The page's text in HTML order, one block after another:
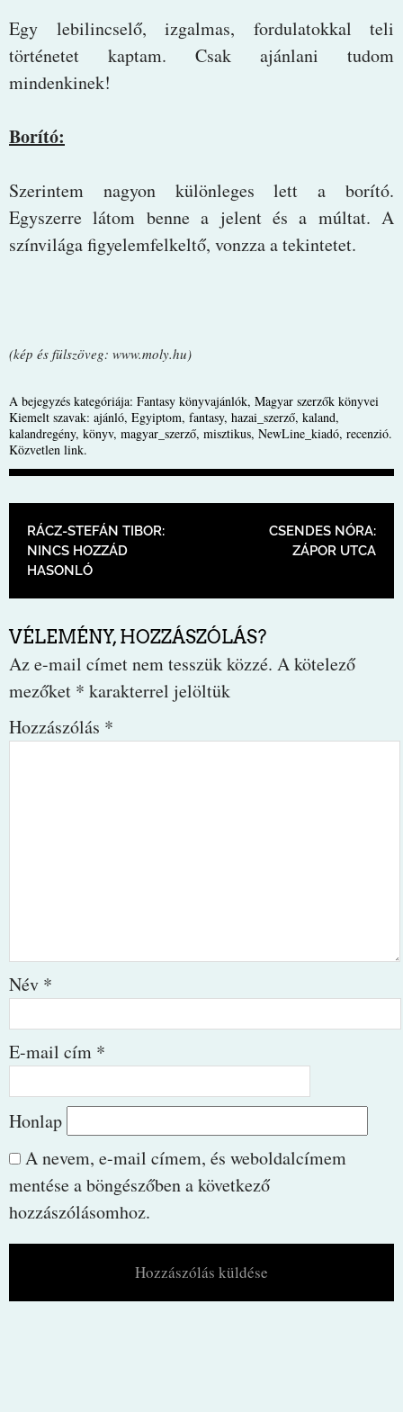
Egy lebilincselő, izgalmas, fordulatokkal teli
történetet kaptam. Csak ajánlani tudom
mindenkinek!
Borító:
Szerintem nagyon különleges lett a borító.
Egyszerre látom benne a jelent és a múltat. A
színvilága figyelemfelkeltő, vonzza a tekintetet.
(kép és fülszöveg: www.moly.hu)
A bejegyzés kategóriája: Fantasy könyvajánlók, Magyar szerzők könyvei
Kiemelt szavak: ajánló, Egyiptom, fantasy, hazai_szerző, kaland,
kalandregény, könyv, magyar_szerző, misztikus, NewLine_kiadó, recenzió.
Közvetlen link.
BEJEGYZÉS NAVIGÁCIÓ
RÁCZ-STEFÁN TIBOR:
NINCS HOZZÁD
HASONLÓ
CSENDES NÓRA:
ZÁPOR UTCA
VÉLEMÉNY, HOZZÁSZÓLÁS?
Az e-mail címet nem tesszük közzé. A kötelező
mezőket * karakterrel jelöltük
Hozzászólás *
Név *
E-mail cím *
Honlap
A nevem, e-mail címem, és weboldalcímem
mentése a böngészőben a következő
hozzászólásomhoz.